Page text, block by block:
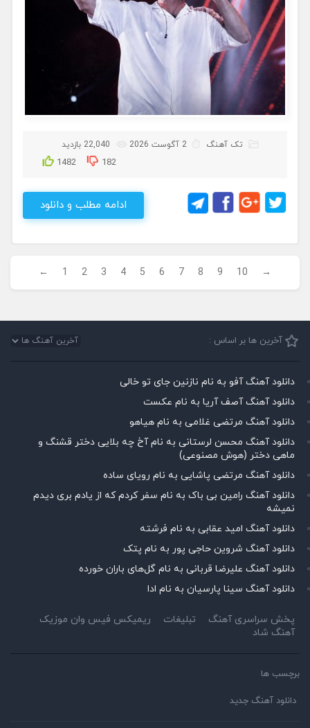
تک آهنگ 2 آگوست 2026 22,040 بازدید
1482 182
ادامه مطلب و دانلود
← 1 2 3 4 5 6 7 8 9 10 →
آخرین ها بر اساس :
دانلود آهنگ آفو به نام نازنین جای تو خالی
دانلود آهنگ آصف آریا به نام عکست
دانلود آهنگ مرتضی غلامی به نام هیاهو
دانلود آهنگ محسن لرستانی به نام آخ چه بلایی دختر قشنگ و
ماهی دختر (هوش مصنوعی)
دانلود آهنگ مرتضی پاشایی به نام رویای ساده
دانلود آهنگ رامین بی باک به نام سفر کردم که از یادم بری دیدم
نمیشه
دانلود آهنگ امید عقابی به نام فرشته
دانلود آهنگ شروین حاجی پور به نام پتک
دانلود آهنگ علیرضا قربانی به نام گل‌های باران خورده
دانلود آهنگ سینا پارسیان به نام ادا
پخش سراسری آهنگ تبلیغات
ریمیکس فیس وان موزیک
آهنگ شاد
برچسب ها
دانلود آهنگ جدید